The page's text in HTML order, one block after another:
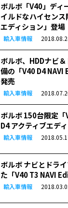
ボルボ「V40」ディ
イルドなハイセン
エディション」登場
輸入車情報
ボルボ、HDDナビ
備の「V40 D4
発売
輸入車情報
ボルボ 150台限定
D4 アクティブエデ
輸入車情報
ボルボ ナビとドラ
た「V40 T3 NAVI
輸入車情報